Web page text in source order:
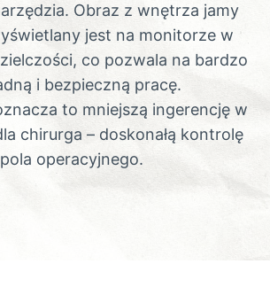
Obraz z wnętrza jamy
jest na monitorze w
co pozwala na bardzo
i bezpieczną pracę.
to mniejszą ingerencję w
chirurga – doskonałą kontrolę
pola operacyjnego.